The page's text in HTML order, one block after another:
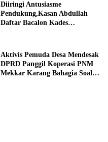
Diiringi Antusiasme
Pendukung,Kasan Abdullah
Daftar Bacalon Kades
Aktivis Pemuda Desa Mendesak
DPRD Panggil Koperasi PNM
Mekkar Karang Bahagia Soal